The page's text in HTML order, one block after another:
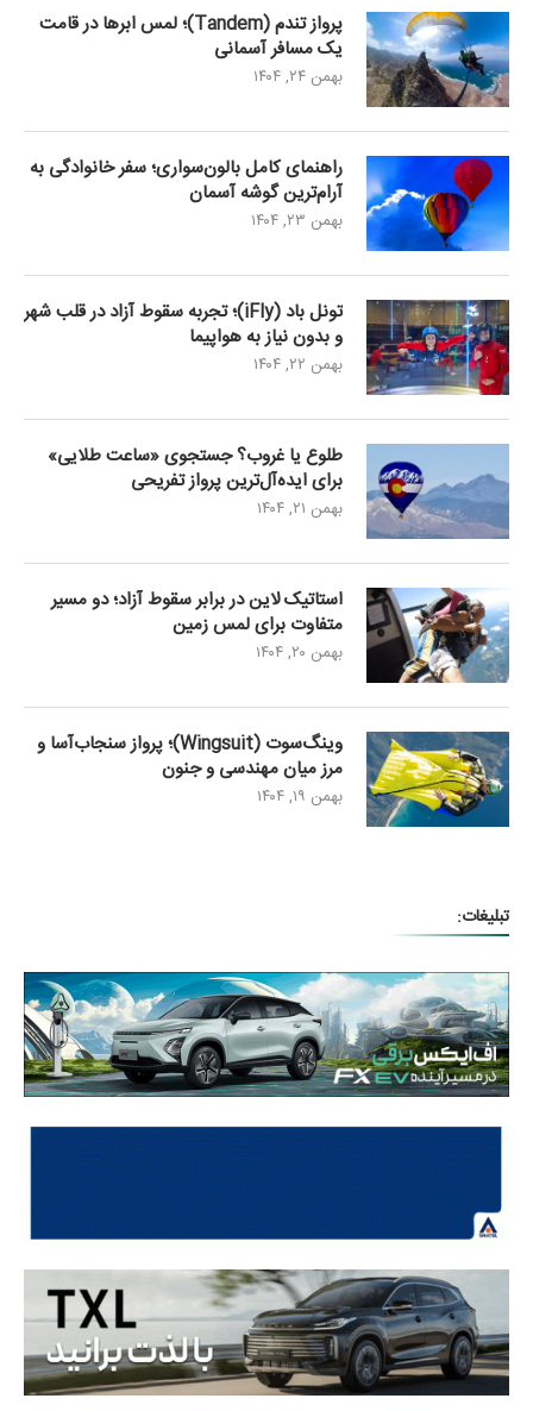
پرواز تندم (Tandem)؛ لمس ابرها در قامت
یک مسافر آسمانی
بهمن ۲۴, ۱۴۰۴
راهنمای کامل بالون‌سواری؛ سفر خانوادگی به
آرام‌ترین گوشه آسمان
بهمن ۲۳, ۱۴۰۴
تونل باد (iFly)؛ تجربه سقوط آزاد در قلب شهر
و بدون نیاز به هواپیما
بهمن ۲۲, ۱۴۰۴
طلوع یا غروب؟ جستجوی «ساعت طلایی»
برای ایده‌آل‌ترین پرواز تفریحی
بهمن ۲۱, ۱۴۰۴
استاتیک لاین در برابر سقوط آزاد؛ دو مسیر
متفاوت برای لمس زمین
بهمن ۲۰, ۱۴۰۴
وینگ‌سوت (Wingsuit)؛ پرواز سنجاب‌آسا و
مرز میان مهندسی و جنون
بهمن ۱۹, ۱۴۰۴
تبلیغات: